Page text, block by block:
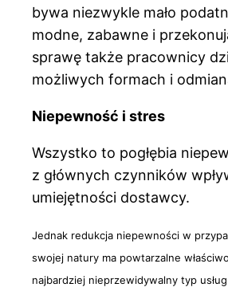
bywa niezwykle mało
modne, zabawne i
sprawę także pracownicy
możliwych formach i
Niepewność i stres
Wszystko to pogłębia
z głównych czynników
umiejętności dostawcy.
Jednak redukcja niepewności w
swojej natury ma powtarzalne
najbardziej nieprzewidywalny typ